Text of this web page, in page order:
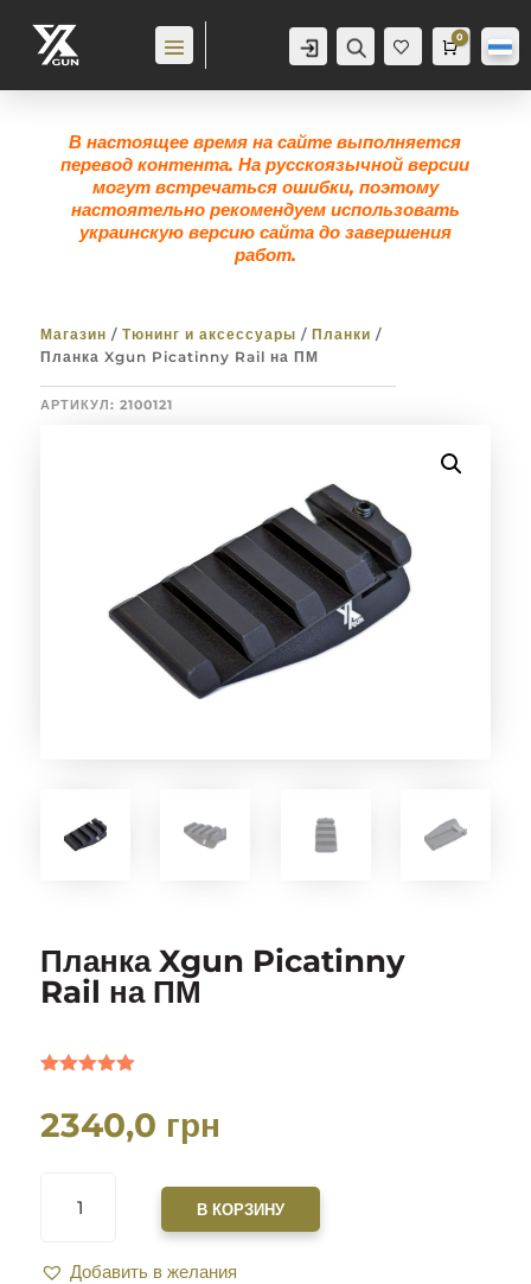
Аккаунт Поиск
Же
лан
Корзина
0
0,0грн
В настоящее время на сайте выполняется
перевод контента. На русскоязычной версии
могут встречаться ошибки, поэтому
настоятельно рекомендуем использовать
украинскую версию сайта до завершения
работ.
Магазин / Тюнинг и аксессуары / Планки /
Планка Xgun Picatinny Rail на ПМ
АРТИКУЛ: 2100121
Планка Xgun Picatinny
Rail на ПМ
на основе
опроса
2340,0 грн
ТОВАРА
PICATINNY
В КОРЗИНУ
Добавить в желания